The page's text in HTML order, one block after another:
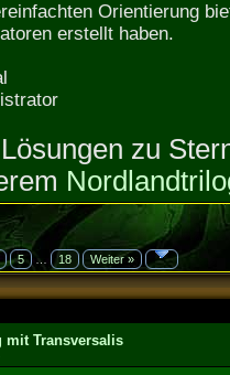
Orientierung
erstellt haben.
zu
5 … 18 Weiter »
mit Transversalis